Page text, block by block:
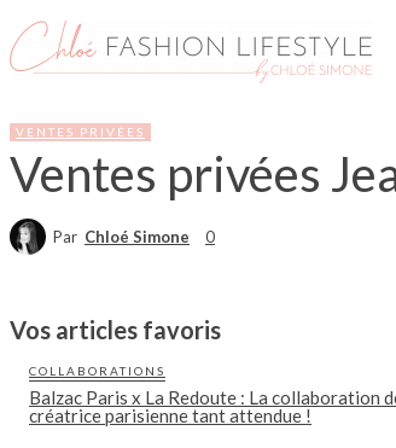
VENTES PRIVÉES
Ventes privées
Par Chloé Simone 0
Vos articles favoris
COLLABORATIONS
Balzac Paris x La Redoute : La collaboration
créatrice parisienne tant attendue !